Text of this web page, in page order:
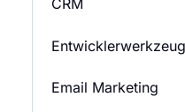
Email Marketing